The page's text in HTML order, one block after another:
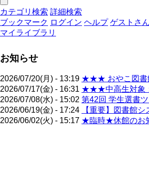
カテゴリ検索 詳細検索
ブックマーク ログイン ヘルプ ゲストさん
マイライブラリ
お知らせ
2026/07/20(月) - 13:19 ★★★ おやこ図書
2026/07/17(金) - 16:31 ★★★中高生対象：
2026/07/08(水) - 15:02 第42回 学生選書
2026/06/19(金) - 17:24
【重要】図書館
2026/06/02(火) - 15:17 ★臨時★休館のお